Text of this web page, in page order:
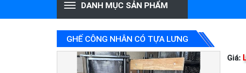
DANH MỤC SẢN PHẨM
GHẾ CÔNG NHÂN CÓ TỰA LƯNG
Giá: